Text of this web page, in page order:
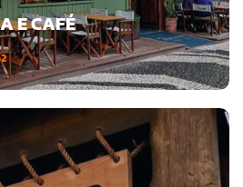
E CAFÉ